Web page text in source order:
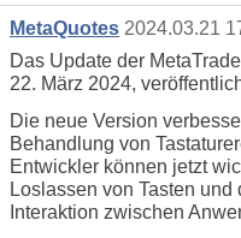
MetaQuotes 2024.03.21
Das Update der
22. März 2024,
Die neue Version
Behandlung von
Entwickler können jetzt
Loslassen von Tasten
Interaktion zwischen